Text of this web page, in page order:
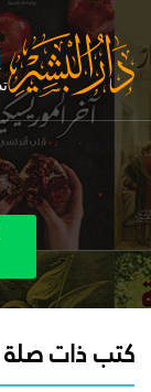
كتب ذات صلة